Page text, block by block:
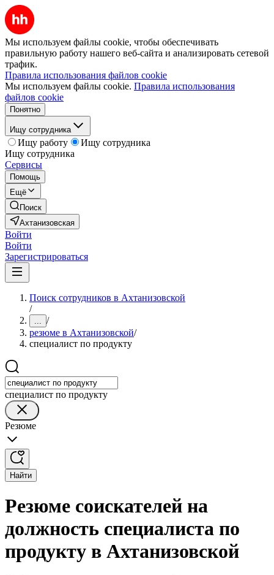
Мы используем файлы cookie, чтобы обеспечивать
правильную работу нашего веб-сайта и анализировать сетевой
трафик.
Правила использования файлов cookie
Мы используем файлы cookie. Правила использования
файлов cookie
Понятно
Ищу сотрудника
Ищу работу
Ищу сотрудника
Ищу сотрудника
Сервисы
Помощь
Ещё
Поиск
Ахтанизовская
Войти
Войти
Зарегистрироваться
Поиск сотрудников в Ахтанизовской
/
... /
резюме в Ахтанизовской/
специалист по продукту
специалист по продукту
Резюме
Найти
Резюме соискателей на
должность специалиста по
продукту в Ахтанизовской